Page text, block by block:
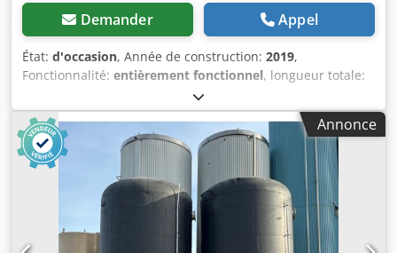
Demander Appel
État: d'occasion, Année de construction: 2019,
Fonctionnalité: entièrement fonctionnel, longueur totale:
800 mm
mm, poids total:65 kg, poids à vide:1 000 kg, capacité de
charge:
, hauteur intérieure:580 mm
Équipement:
grue, À vendre : caisses de transport en acier
d'occasion /provenant du magasin automatique/ en bon
état - 1 000 pièces disponibles, enlèvement par camion
(LKW) privilégié - 1200x800x600 mm - utilisées, en bon état
Crsdpfxjv U Ubyj Ac Usf - capacité de charge de 1 000 kg à
1 500 kg - œillets pour manutention par grue
Annonce